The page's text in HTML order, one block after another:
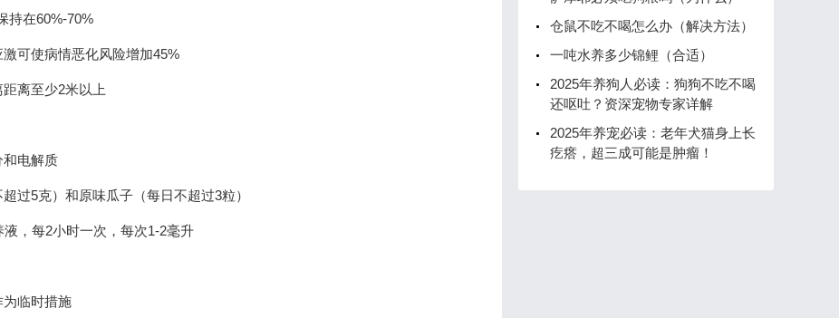
持在60%-70%
可使病情恶化风险增加45%
离至少2米以上
和电解质
过5克）和原味瓜子（每日不超过3粒）
，每2小时一次，每次1-2毫升
临时措施
仓鼠不吃不喝怎么办（解决方法）
一吨水养多少锦鲤（合适）
2025年养狗人必读：狗狗不吃不喝
还呕吐？资深宠物专家详解
2025年养宠必读：老年犬猫身上长
疙瘩，超三成可能是肿瘤！